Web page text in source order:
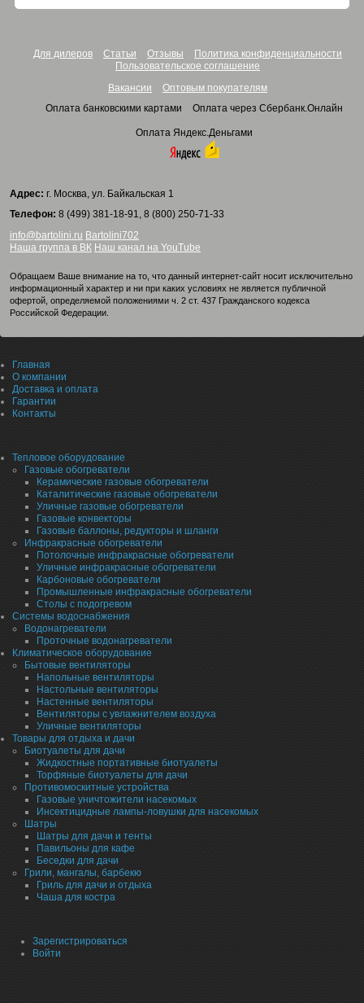
Для дилеров Статьи Отзывы
Политика конфиденциальности
Пользовательское соглашение
Вакансии
Оптовым покупателям
Оплата банковскими картами
Оплата через Сбербанк.Онлайн
Оплата Яндекс.Деньгами
Адрес: г. Москва, ул. Байкальская 1
Телефон: 8 (499) 381-18-91, 8 (800) 250-71-33
info@bartolini.ru Bartolini702
Наша группа в ВК Наш канал на YouTube
Обращаем Ваше внимание на то, что данный интернет-сайт носит исключительно
информационный характер и ни при каких условиях не является публичной
офертой, определяемой положениями ч. 2 ст. 437 Гражданского кодекса
Российской Федерации.
Главная
О компании
Доставка и оплата
Гарантии
Контакты
Тепловое оборудование
Газовые обогреватели
Керамические газовые обогреватели
Каталитические газовые обогреватели
Уличные газовые обогреватели
Газовые конвекторы
Газовые баллоны, редукторы и шланги
Инфракрасные обогреватели
Потолочные инфракрасные обогреватели
Уличные инфракрасные обогреватели
Карбоновые обогреватели
Промышленные инфракрасные обогреватели
Столы с подогревом
Системы водоснабжения
Водонагреватели
Проточные водонагреватели
Климатическое оборудование
Бытовые вентиляторы
Напольные вентиляторы
Настольные вентиляторы
Настенные вентиляторы
Вентиляторы с увлажнителем воздуха
Уличные вентиляторы
Товары для отдыха и дачи
Биотуалеты для дачи
Жидкостные портативные биотуалеты
Торфяные биотуалеты для дачи
Противомоскитные устройства
Газовые уничтожители насекомых
Инсектицидные лампы-ловушки для насекомых
Шатры
Шатры для дачи и тенты
Павильоны для кафе
Беседки для дачи
Грили, мангалы, барбекю
Гриль для дачи и отдыха
Чаша для костра
Зарегистрироваться
Войти